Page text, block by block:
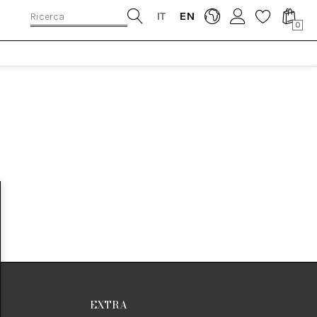
IT EN
0
EXTRA